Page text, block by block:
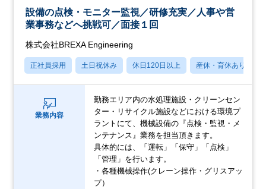
設備の点検・モニター監視／研修充実／人事や営
業事務などへ挑戦可／面接１回
株式会社BREXA Engineering
正社員採用 土日祝休み 休日120日以上 産休・育休あり
業務内容
勤務エリア内の水処理施設・クリーンセン
ター・リサイクル施設などにおける環境プ
ラントにて、機械設備の『点検・監視・メ
ンテナンス』業務を担当頂きます。
具体的には、「運転」「保守」「点検」
「管理」を行います。
・各種機械操作(クレーン操作・グリスアッ
プ）